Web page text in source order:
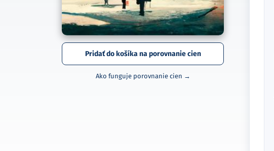
Pridať do košíka na porovnanie cien
Ako funguje porovnanie cien →